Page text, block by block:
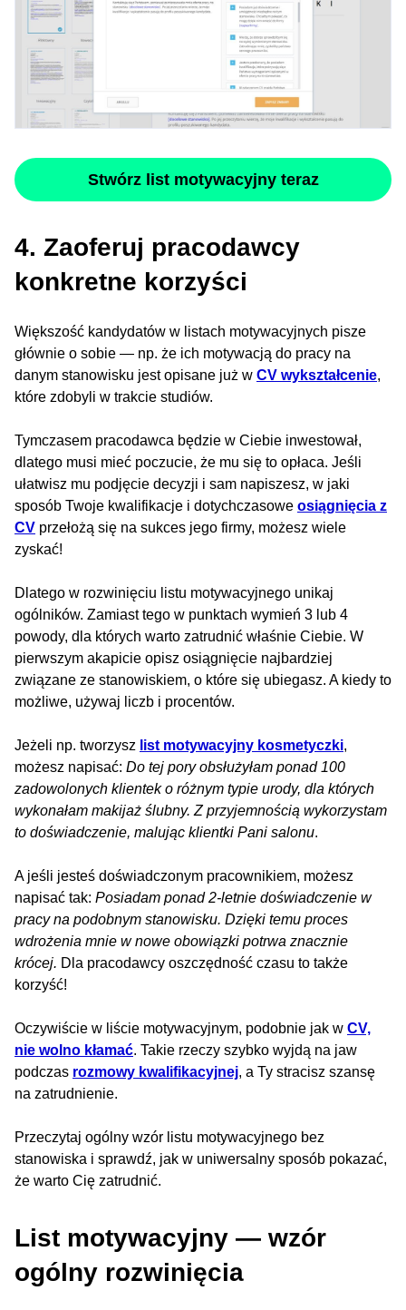
Stwórz list motywacyjny teraz
4. Zaoferuj pracodawcy
konkretne korzyści
Większość kandydatów w listach motywacyjnych pisze
głównie o sobie — np. że ich motywacją do pracy na
danym stanowisku jest opisane już w CV wykształcenie,
które zdobyli w trakcie studiów.
Tymczasem pracodawca będzie w Ciebie inwestował,
dlatego musi mieć poczucie, że mu się to opłaca. Jeśli
ułatwisz mu podjęcie decyzji i sam napiszesz, w jaki
sposób Twoje kwalifikacje i dotychczasowe osiągnięcia z
CV przełożą się na sukces jego firmy, możesz wiele
zyskać!
Dlatego w rozwinięciu listu motywacyjnego unikaj
ogólników. Zamiast tego w punktach wymień 3 lub 4
powody, dla których warto zatrudnić właśnie Ciebie. W
pierwszym akapicie opisz osiągnięcie najbardziej
związane ze stanowiskiem, o które się ubiegasz. A kiedy to
możliwe, używaj liczb i procentów.
Jeżeli np. tworzysz list motywacyjny kosmetyczki,
możesz napisać: Do tej pory obsłużyłam ponad 100
zadowolonych klientek o różnym typie urody, dla których
wykonałam makijaż ślubny. Z przyjemnością wykorzystam
to doświadczenie, malując klientki Pani salonu.
A jeśli jesteś doświadczonym pracownikiem, możesz
napisać tak: Posiadam ponad 2-letnie doświadczenie w
pracy na podobnym stanowisku. Dzięki temu proces
wdrożenia mnie w nowe obowiązki potrwa znacznie
krócej. Dla pracodawcy oszczędność czasu to także
korzyść!
Oczywiście w liście motywacyjnym, podobnie jak w CV,
nie wolno kłamać. Takie rzeczy szybko wyjdą na jaw
podczas rozmowy kwalifikacyjnej, a Ty stracisz szansę
na zatrudnienie.
Przeczytaj ogólny wzór listu motywacyjnego bez
stanowiska i sprawdź, jak w uniwersalny sposób pokazać,
że warto Cię zatrudnić.
List motywacyjny — wzór
ogólny rozwinięcia